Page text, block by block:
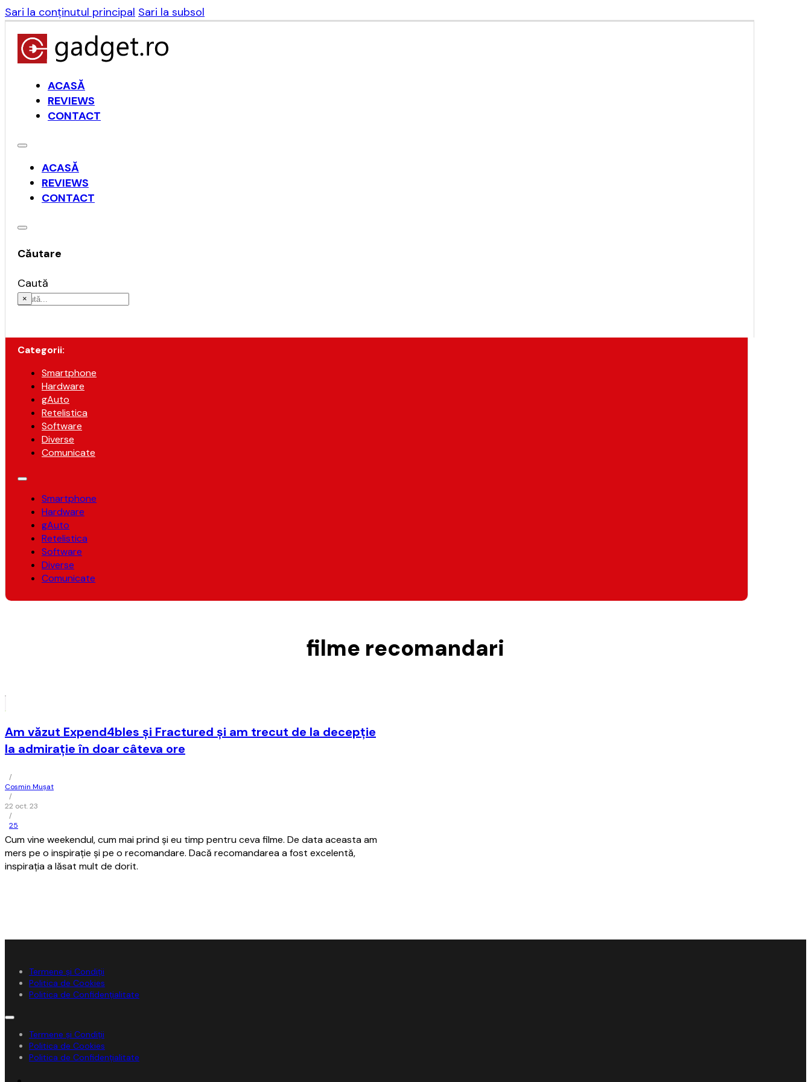
Sari la conținutul principal Sari la subsol
ACASĂ
REVIEWS
CONTACT
ACASĂ
REVIEWS
CONTACT
Căutare
Caută
×
Categorii:
Smartphone
Hardware
gAuto
Retelistica
Software
Diverse
Comunicate
Smartphone
Hardware
gAuto
Retelistica
Software
Diverse
Comunicate
filme recomandari
Am văzut Expend4bles şi Fractured şi am trecut de la decepţie
la admiraţie în doar câteva ore
/
Cosmin Mușat
/
22 oct. 23
/
25
Cum vine weekendul, cum mai prind şi eu timp pentru ceva filme. De data aceasta am
mers pe o inspiraţie şi pe o recomandare. Dacă recomandarea a fost excelentă,
inspiraţia a lăsat mult de dorit.
Termene și Condiții
Politica de Cookies
Politica de Confidențialitate
Termene și Condiții
Politica de Cookies
Politica de Confidențialitate